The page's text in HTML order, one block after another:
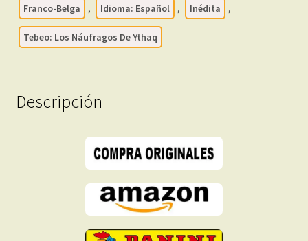
2005
–
Colección
Libros
En
Franco-Belga , Idioma: Español , Inédita ,
Tebeo: Los Náufragos De Ythaq
Descripción